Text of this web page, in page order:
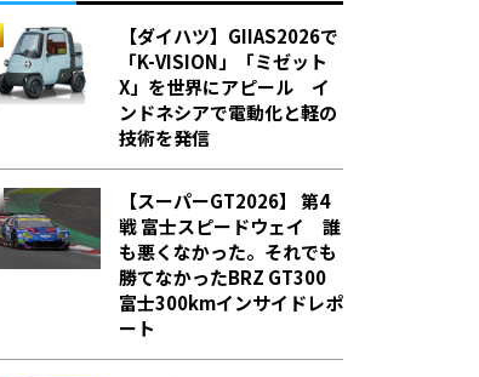
【ダイハツ】GIIAS2026で
「K-VISION」「ミゼット
X」を世界にアピール イ
ンドネシアで電動化と軽の
技術を発信
【スーパーGT2026】 第4
戦 富士スピードウェイ 誰
も悪くなかった。それでも
勝てなかった――BRZ GT300
富士300kmインサイドレポ
ート